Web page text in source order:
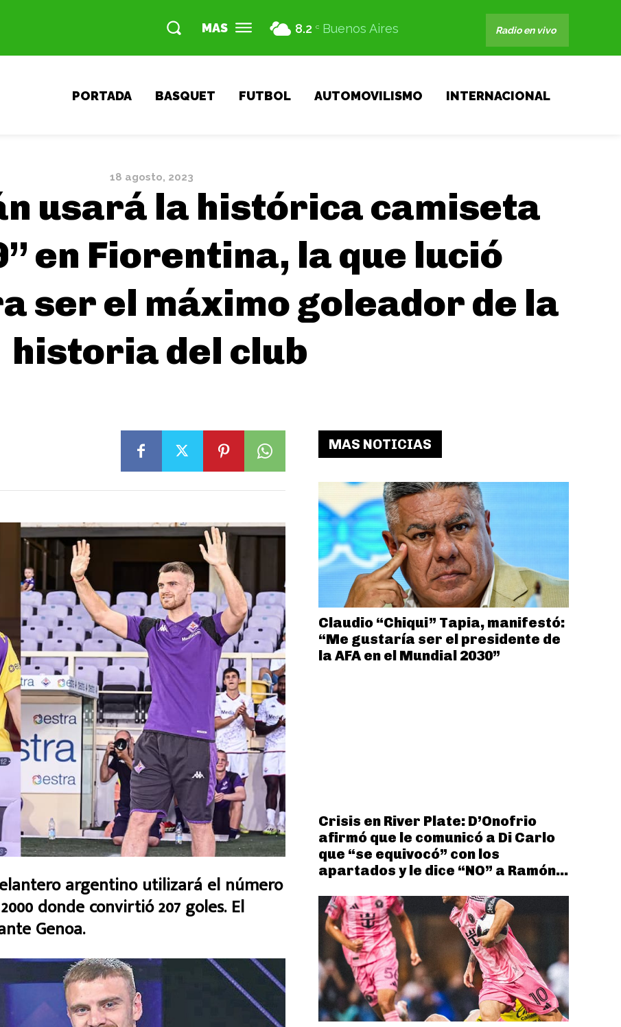
MAS 8.2 C Buenos Aires Radio en vivo
PORTADA BASQUET FUTBOL AUTOMOVILISMO INTERNACIONAL
18 agosto, 2023
usará la histórica camiseta
en Fiorentina, la que lució
ser el máximo goleador de la
historia del club
argentino utilizará el número
donde convirtió 207 goles. El
Genoa.
MAS NOTICIAS
Claudio “Chiqui” Tapia, manifestó:
“Me gustaría ser el presidente de
la AFA en el Mundial 2030”
Crisis en River Plate: D’Onofrio
afirmó que le comunicó a Di Carlo
que “se equivocó” con los
apartados y le dice “NO” a Ramón...